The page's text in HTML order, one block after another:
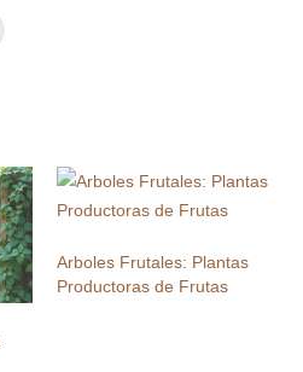
Arboles Frutales: Plantas
Productoras de Frutas